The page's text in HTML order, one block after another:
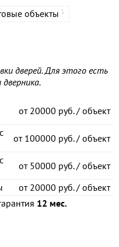
объекты 1
дверей. Для этого есть
от20000 руб. / объект
от100000 руб. / объект
от50000 руб. / объект
от20000 руб. / объект
12 мес.